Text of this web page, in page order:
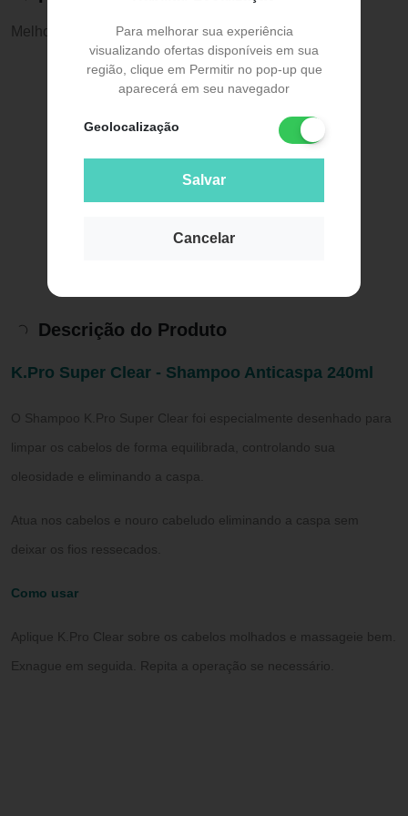
Para melhorar sua experiência
visualizando ofertas disponíveis em sua
região, clique em Permitir no pop-up que
aparecerá em seu navegador
Geolocalização
Salvar
Cancelar
Melhor preço: R$ 83,00
Descrição do Produto
K.Pro Super Clear - Shampoo Anticaspa 240ml
O Shampoo K.Pro Super Clear foi especialmente desenhado para
limpar os cabelos de forma equilibrada, controlando sua
oleosidade e eliminando a caspa.
Atua nos cabelos e nouro cabeludo eliminando a caspa sem
deixar os fios ressecados.
Como usar
Aplique K.Pro Clear sobre os cabelos molhados e massageie bem.
Exnague em seguida. Repita a operação se necessário.